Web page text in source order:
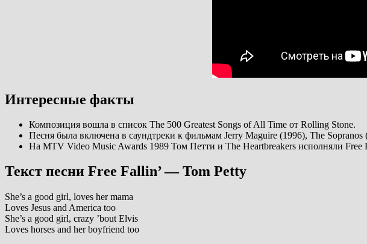
Интересные факты
Композиция вошла в список The 500 Greatest Songs of All Time от Rolling Stone.
Песня была включена в саундтреки к фильмам Jerry Maguire (1996), The
На MTV Video Music Awards 1989 Том Петти и The Heartbreakers исполняли Free
Текст песни Free Fallin’ — Tom Petty
She’s a good girl, loves her mama
Loves Jesus and America too
She’s a good girl, crazy ’bout Elvis
Loves horses and her boyfriend too